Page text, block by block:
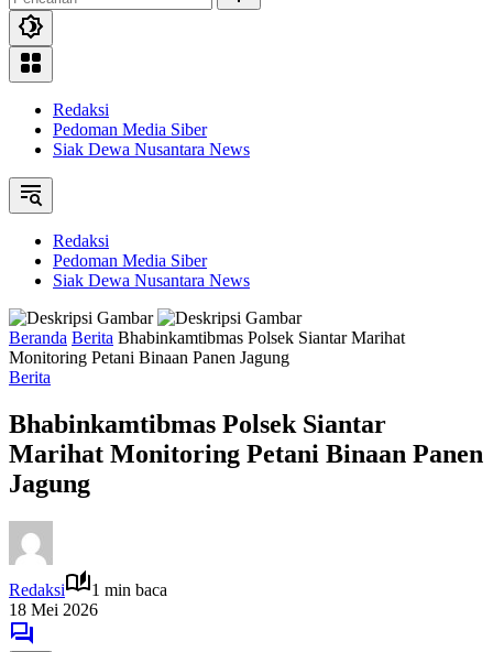
Redaksi
Pedoman Media Siber
Siak Dewa Nusantara News
Redaksi
Pedoman Media Siber
Siak Dewa Nusantara News
Beranda Berita Bhabinkamtibmas Polsek Siantar Marihat
Monitoring Petani Binaan Panen Jagung
Berita
Bhabinkamtibmas Polsek Siantar
Marihat Monitoring Petani Binaan Panen
Jagung
Redaksi
1 min baca
18 Mei 2026